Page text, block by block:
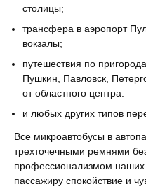
столицы;
трансфера в аэропорт
вокзалы;
путешествия по
Пушкин, Павловск,
от областного центра.
и любых других типов
Все микроавтобусы в
трехточечными ремнями
профессионализмом наших
пассажиру спокойствие и